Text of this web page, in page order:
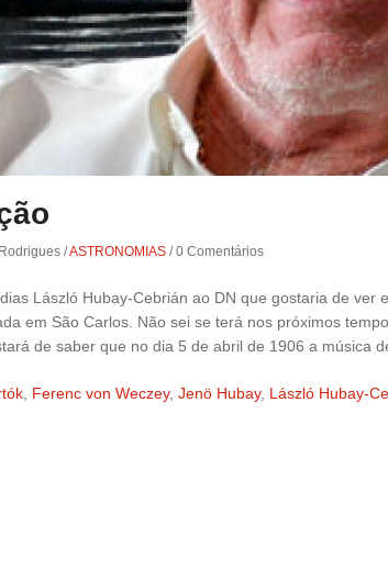
/ASTRONOMIAS /0 Comentários
László Hubay-Cebrián ao DN que gostaria de ver
em São Carlos. Não sei se terá nos próximos
de saber que no dia 5 de abril de 1906 a música
, Ferenc von Weczey, Jenö Hubay, László Hubay-